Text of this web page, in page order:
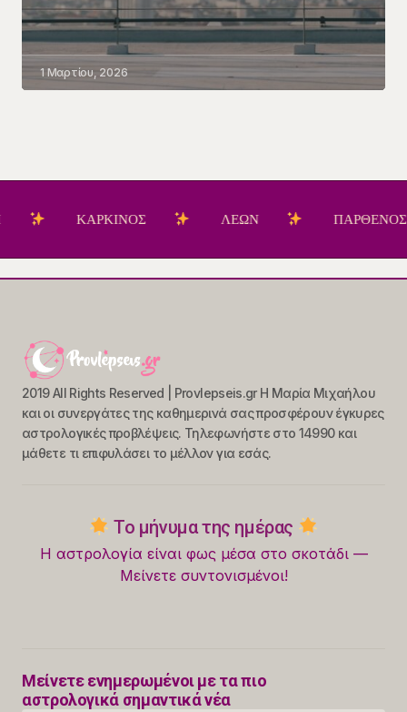
1 Μαρτίου, 2026
ΚΑΡΚΙΝΟΣ ΛΕΩΝ ΠΑΡΘΕΝΟΣ
2019 All Rights Reserved | Provlepseis.gr Η Μαρία Μιχαήλου
και οι συνεργάτες της καθημερινά σας προσφέρουν έγκυρες
αστρολογικές προβλέψεις. Τηλεφωνήστε στο 14990 και
μάθετε τι επιφυλάσει το μέλλον για εσάς.
Το μήνυμα της ημέρας
Η αστρολογία είναι φως μέσα στο σκοτάδι —
Μείνετε συντονισμένοι!
Μείνετε ενημερωμένοι με τα πιο
αστρολογικά σημαντικά νέα